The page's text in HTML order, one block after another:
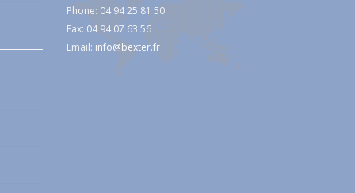
Phone: 04 94 25 81 50
Fax: 04 94 07 63 56
Email: info@bexter.fr